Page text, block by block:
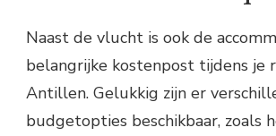
Naast de vlucht is ook de
belangrijke kostenpost tijdens je
Antillen. Gelukkig zijn er
budgetopties beschikbaar, zoals